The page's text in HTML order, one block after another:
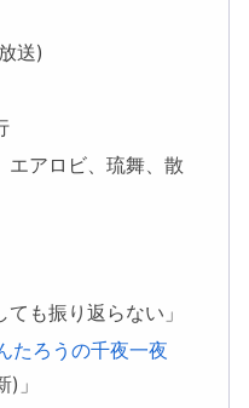
送)
エアロビ、琉舞、散
も振り返らない」
たろうの千夜一夜
」